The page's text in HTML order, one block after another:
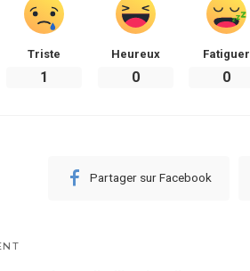
Triste
1
Heureux
0
Fatiguer
0
Partager sur Facebook